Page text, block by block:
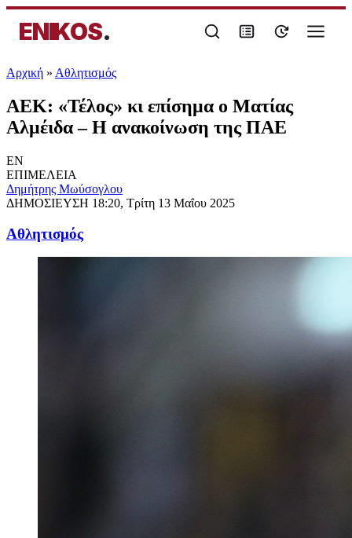
ENIKOS.
Αρχική » Αθλητισμός
ΑΕΚ: «Τέλος» κι επίσημα ο Ματίας
Αλμέιδα – Η ανακοίνωση της ΠΑΕ
EN
ΕΠΙΜΕΛΕΙΑ
Δημήτρης Μωύσογλου
ΔΗΜΟΣΙΕΥΣΗ 18:20, Τρίτη 13 Μαΐου 2025
Αθλητισμός